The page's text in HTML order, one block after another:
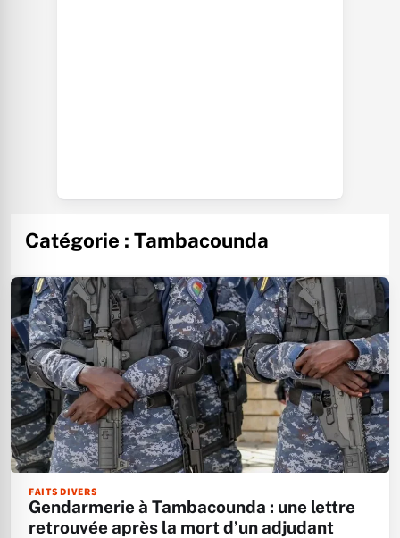
Catégorie : Tambacounda
FAITS DIVERS
Gendarmerie à Tambacounda : une lettre
retrouvée après la mort d’un adjudant